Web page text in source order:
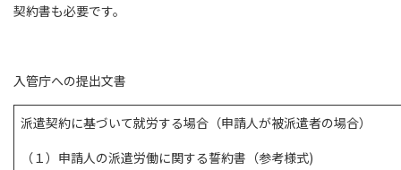
契約書も必要です。
入管庁への提出文書
派遣契約に基づいて就労する場合（申請人が被派遣者の場合）
（１）申請人の派遣労働に関する誓約書（参考様式)